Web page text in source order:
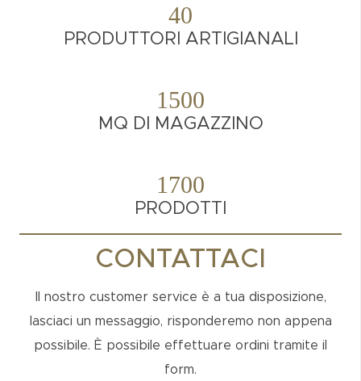
40
PRODUTTORI ARTIGIANALI
1500
MQ DI MAGAZZINO
1700
PRODOTTI
CONTATTACI
Il nostro customer service è a tua disposizione,
lasciaci un messaggio, risponderemo non appena
possibile. È possibile effettuare ordini tramite il
form.